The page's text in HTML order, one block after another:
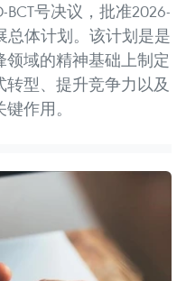
号决议，批准2026-
总体计划。该计划是是
域的精神基础上制定
型、提升竞争力以及
作用。